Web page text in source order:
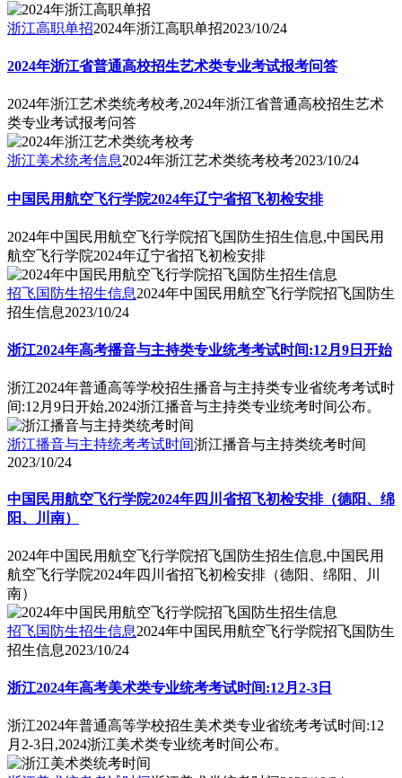
浙江高职单招2024年浙江高职单招2023/10/24
2024年浙江省普通高校招生艺术类专业考试报考问答
2024年浙江艺术类统考校考,2024年浙江省普通高校招生艺术
类专业考试报考问答
浙江美术统考信息2024年浙江艺术类统考校考2023/10/24
中国民用航空飞行学院2024年辽宁省招飞初检安排
2024年中国民用航空飞行学院招飞国防生招生信息,中国民用
航空飞行学院2024年辽宁省招飞初检安排
招飞国防生招生信息2024年中国民用航空飞行学院招飞国防生
招生信息2023/10/24
浙江2024年高考播音与主持类专业统考考试时间:12月9日开始
浙江2024年普通高等学校招生播音与主持类专业省统考考试时
间:12月9日开始,2024浙江播音与主持类专业统考时间公布。
浙江播音与主持统考考试时间浙江播音与主持类统考时间
2023/10/24
中国民用航空飞行学院2024年四川省招飞初检安排（德阳、绵
阳、川南）
2024年中国民用航空飞行学院招飞国防生招生信息,中国民用
航空飞行学院2024年四川省招飞初检安排（德阳、绵阳、川
南）
招飞国防生招生信息2024年中国民用航空飞行学院招飞国防生
招生信息2023/10/24
浙江2024年高考美术类专业统考考试时间:12月2-3日
浙江2024年普通高等学校招生美术类专业省统考考试时间:12
月2-3日,2024浙江美术类专业统考时间公布。